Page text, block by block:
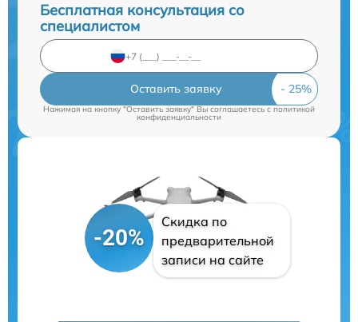
Бесплатная консультация со
специалистом
Оставить заявку
Нажимая на кнопку "Оставить заявку" Вы соглашаетесь cполитикой
конфиденциальности
-20%
Скидка по
предварительной
записи на сайте